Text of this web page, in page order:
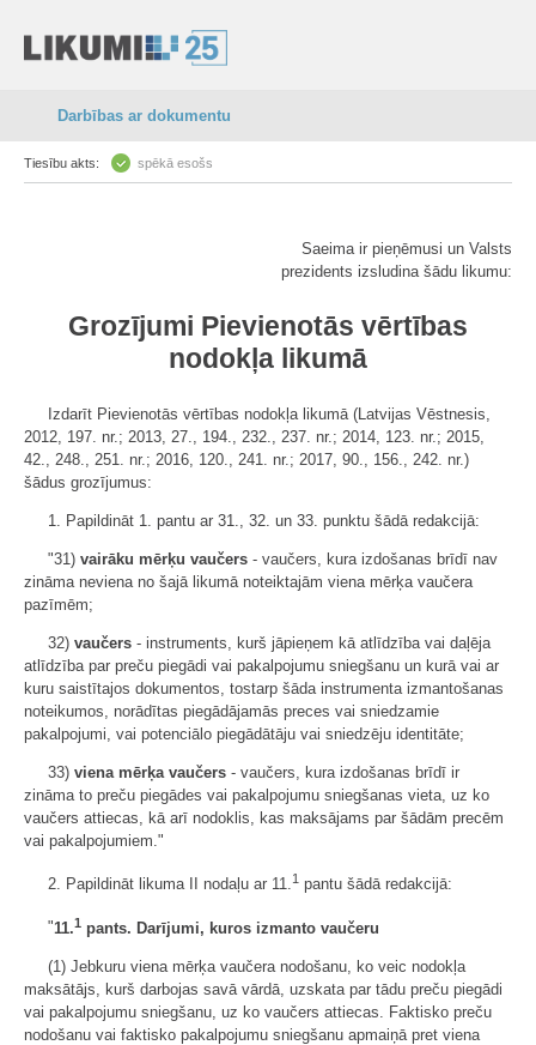
Darbības ar dokumentu
Tiesību akts: spēkā esošs
Saeima ir pieņēmusi un Valsts
prezidents izsludina šādu likumu:
Grozījumi Pievienotās vērtības
nodokļa likumā
Izdarīt Pievienotās vērtības nodokļa likumā (Latvijas Vēstnesis,
2012, 197. nr.; 2013, 27., 194., 232., 237. nr.; 2014, 123. nr.; 2015,
42., 248., 251. nr.; 2016, 120., 241. nr.; 2017, 90., 156., 242. nr.)
šādus grozījumus:
1. Papildināt 1. pantu ar 31., 32. un 33. punktu šādā redakcijā:
"31) vairāku mērķu vaučers - vaučers, kura izdošanas brīdī nav
zināma neviena no šajā likumā noteiktajām viena mērķa vaučera
pazīmēm;
32) vaučers - instruments, kurš jāpieņem kā atlīdzība vai daļēja
atlīdzība par preču piegādi vai pakalpojumu sniegšanu un kurā vai ar
kuru saistītajos dokumentos, tostarp šāda instrumenta izmantošanas
noteikumos, norādītas piegādājamās preces vai sniedzamie
pakalpojumi, vai potenciālo piegādātāju vai sniedzēju identitāte;
33) viena mērķa vaučers - vaučers, kura izdošanas brīdī ir
zināma to preču piegādes vai pakalpojumu sniegšanas vieta, uz ko
vaučers attiecas, kā arī nodoklis, kas maksājams par šādām precēm
vai pakalpojumiem."
2. Papildināt likuma II nodaļu ar 11.1 pantu šādā redakcijā:
"11.1 pants. Darījumi, kuros izmanto vaučeru
(1) Jebkuru viena mērķa vaučera nodošanu, ko veic nodokļa
maksātājs, kurš darbojas savā vārdā, uzskata par tādu preču piegādi
vai pakalpojumu sniegšanu, uz ko vaučers attiecas. Faktisko preču
nodošanu vai faktisko pakalpojumu sniegšanu apmaiņā pret viena